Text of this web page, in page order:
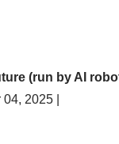
(run by AI
2025 |